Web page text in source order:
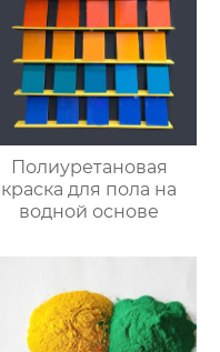
Полиуретановая
краска для пола на
водной основе